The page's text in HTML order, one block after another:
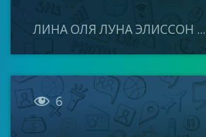
ЛИНА ОЛЯ ЛУНА ЭЛИССОН ...
 6